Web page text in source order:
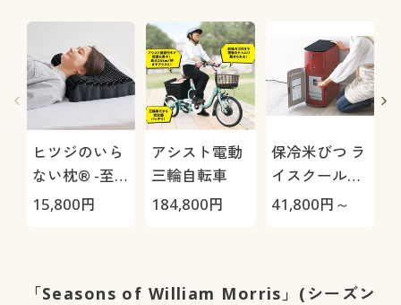
ヒツジのいら
ない枕® -至
極-
15,800円
アシスト電動
三輪自転車
184,800円
保冷米びつ ラ
イスクール
HRC-
41,800円～
「Seasons of William Morris」(シーズン